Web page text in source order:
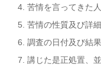
苦情を言ってきた
苦情の性質及び詳細
調査の日付及び結果
講じた是正処置、